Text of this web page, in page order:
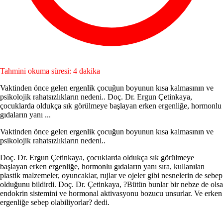
Tahmini okuma süresi: 4 dakika
Vaktinden önce gelen ergenlik çocuğun boyunun kısa kalmasının ve
psikolojik rahatsızlıkların nedeni.. Doç. Dr. Ergun Çetinkaya,
çocuklarda oldukça sık görülmeye başlayan erken ergenliğe, hormonlu
gıdaların yanı ...
Vaktinden önce gelen ergenlik çocuğun boyunun kısa kalmasının ve
psikolojik rahatsızlıkların nedeni..
Doç. Dr. Ergun Çetinkaya, çocuklarda oldukça sık görülmeye
başlayan erken ergenliğe, hormonlu gıdaların yanı sıra, kullanılan
plastik malzemeler, oyuncaklar, rujlar ve ojeler gibi nesnelerin de sebep
olduğunu bildirdi. Doç. Dr. Çetinkaya, ?Bütün bunlar bir nebze de olsa
endokrin sistemini ve hormonal aktivasyonu bozucu unsurlar. Ve erken
ergenliğe sebep olabiliyorlar? dedi.